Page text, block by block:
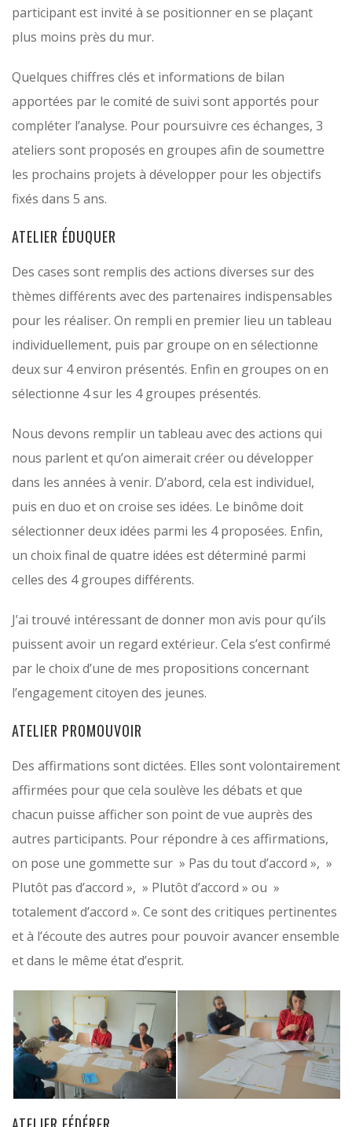
participant est invité à se positionner en se plaçant
plus moins près du mur.
Quelques chiffres clés et informations de bilan
apportées par le comité de suivi sont apportés pour
compléter l’analyse. Pour poursuivre ces échanges, 3
ateliers sont proposés en groupes afin de soumettre
les prochains projets à développer pour les objectifs
fixés dans 5 ans.
ATELIER ÉDUQUER
Des cases sont remplis des actions diverses sur des
thèmes différents avec des partenaires indispensables
pour les réaliser. On rempli en premier lieu un tableau
individuellement, puis par groupe on en sélectionne
deux sur 4 environ présentés. Enfin en groupes on en
sélectionne 4 sur les 4 groupes présentés.
Nous devons remplir un tableau avec des actions qui
nous parlent et qu’on aimerait créer ou développer
dans les années à venir. D’abord, cela est individuel,
puis en duo et on croise ses idées. Le binôme doit
sélectionner deux idées parmi les 4 proposées. Enfin,
un choix final de quatre idées est déterminé parmi
celles des 4 groupes différents.
J’ai trouvé intéressant de donner mon avis pour qu’ils
puissent avoir un regard extérieur. Cela s’est confirmé
par le choix d’une de mes propositions concernant
l’engagement citoyen des jeunes.
ATELIER PROMOUVOIR
Des affirmations sont dictées. Elles sont volontairement
affirmées pour que cela soulève les débats et que
chacun puisse afficher son point de vue auprès des
autres participants. Pour répondre à ces affirmations,
on pose une gommette sur » Pas du tout d’accord », »
Plutôt pas d’accord », » Plutôt d’accord » ou »
totalement d’accord ». Ce sont des critiques pertinentes
et à l’écoute des autres pour pouvoir avancer ensemble
et dans le même état d’esprit.